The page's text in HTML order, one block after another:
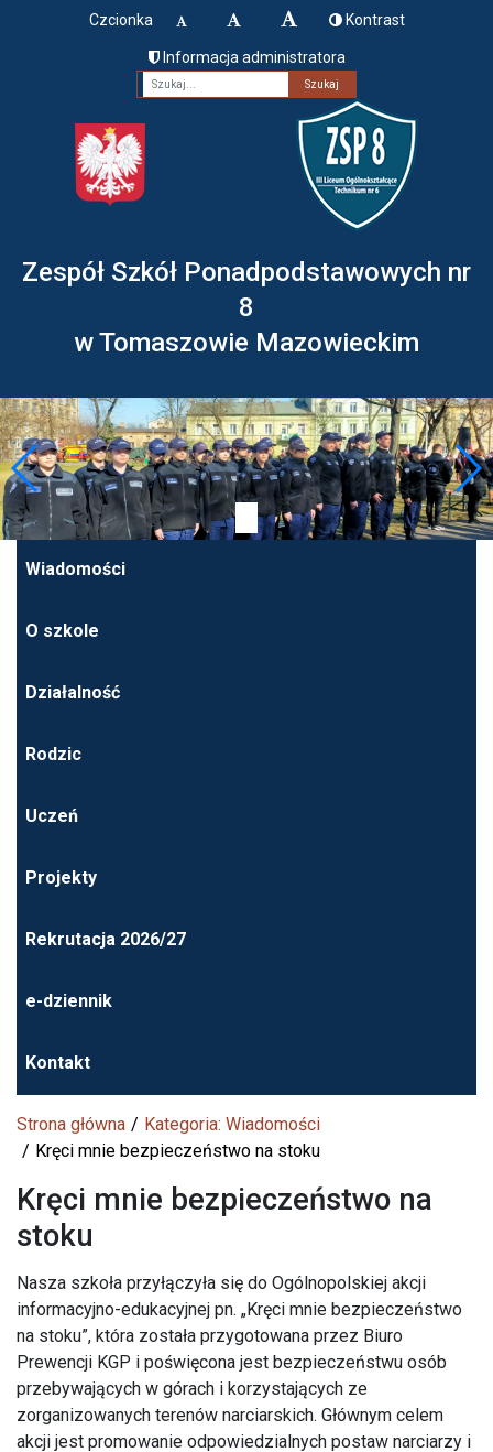
Czcionka Kontrast
Informacja administratora
Fraza
Zespół Szkół Ponadpodstawowych nr
8
w Tomaszowie Mazowieckim
Wiadomości
O szkole
Działalność
Rodzic
Uczeń
Projekty
Rekrutacja 2026/27
e-dziennik
Kontakt
Strona główna
Kategoria: Wiadomości
Kręci mnie bezpieczeństwo na stoku
Kręci mnie bezpieczeństwo na
stoku
Nasza szkoła przyłączyła się do Ogólnopolskiej akcji
informacyjno-edukacyjnej pn. „Kręci mnie bezpieczeństwo
na stoku”, która została przygotowana przez Biuro
Prewencji KGP i poświęcona jest bezpieczeństwu osób
przebywających w górach i korzystających ze
zorganizowanych terenów narciarskich. Głównym celem
akcji jest promowanie odpowiedzialnych postaw narciarzy i